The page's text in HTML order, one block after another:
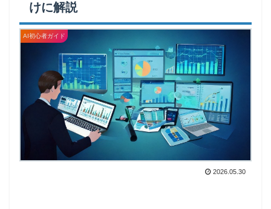
けに解説
AI初心者ガイド
2026.05.30